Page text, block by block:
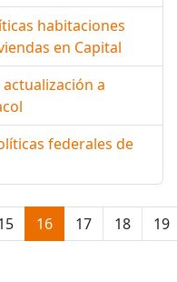
habitaciones
en Capital
a
federales de
16 17 18 19